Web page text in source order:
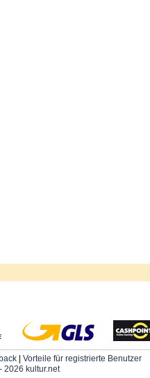
| Vorteile für registrierte Benutzer
2026 kultur.net